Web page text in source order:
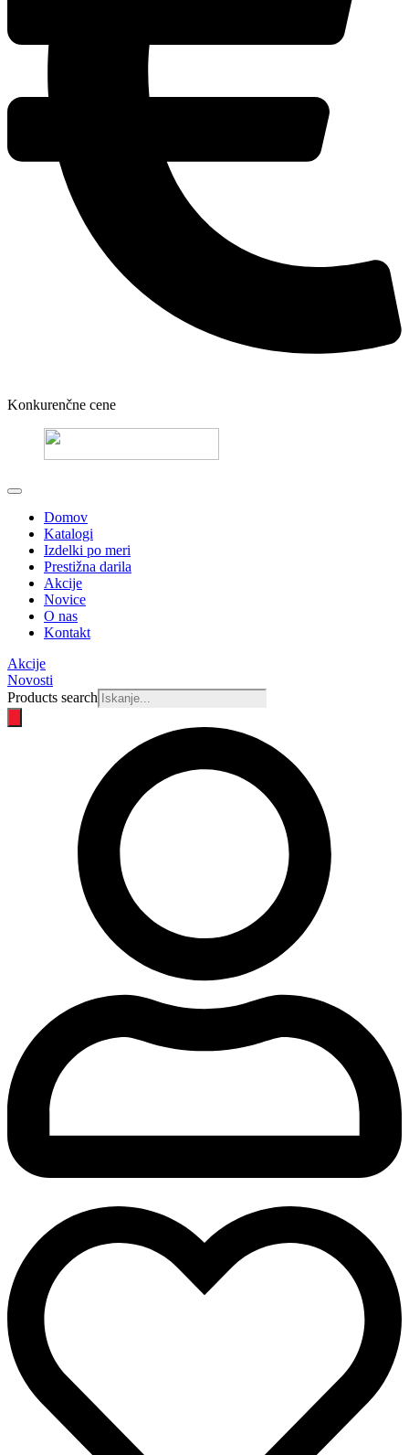
Konkurenčne cene
Domov
Katalogi
Izdelki po meri
Prestižna darila
Akcije
Novice
O nas
Kontakt
Akcije
Novosti
Products search